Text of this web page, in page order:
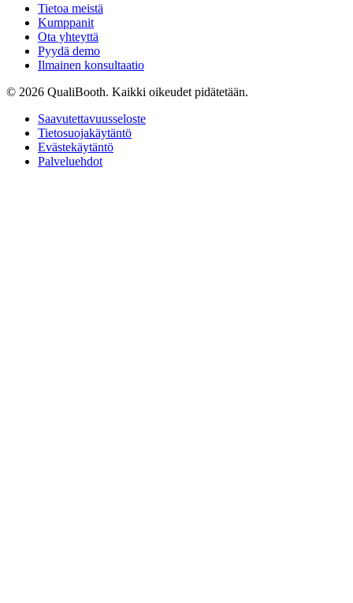
Tietoa meistä
Kumppanit
Ota yhteyttä
Pyydä demo
Ilmainen konsultaatio
© 2026 QualiBooth. Kaikki oikeudet pidätetään.
Saavutettavuusseloste
Tietosuojakäytäntö
Evästekäytäntö
Palveluehdot